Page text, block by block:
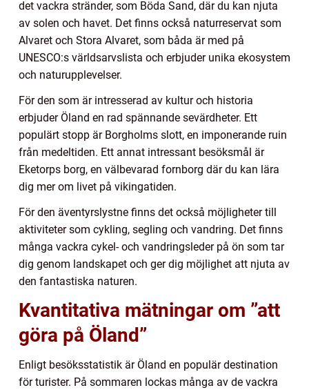
det vackra stränder, som Böda Sand, där du kan njuta
av solen och havet. Det finns också naturreservat som
Alvaret och Stora Alvaret, som båda är med på
UNESCO:s världsarvslista och erbjuder unika ekosystem
och naturupplevelser.
För den som är intresserad av kultur och historia
erbjuder Öland en rad spännande sevärdheter. Ett
populärt stopp är Borgholms slott, en imponerande ruin
från medeltiden. Ett annat intressant besöksmål är
Eketorps borg, en välbevarad fornborg där du kan lära
dig mer om livet på vikingatiden.
För den äventyrslystne finns det också möjligheter till
aktiviteter som cykling, segling och vandring. Det finns
många vackra cykel- och vandringsleder på ön som tar
dig genom landskapet och ger dig möjlighet att njuta av
den fantastiska naturen.
Kvantitativa mätningar om ”att
göra på Öland”
Enligt besöksstatistik är Öland en populär destination
för turister. På sommaren lockas många av de vackra